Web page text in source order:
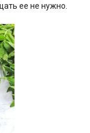
ее не нужно.